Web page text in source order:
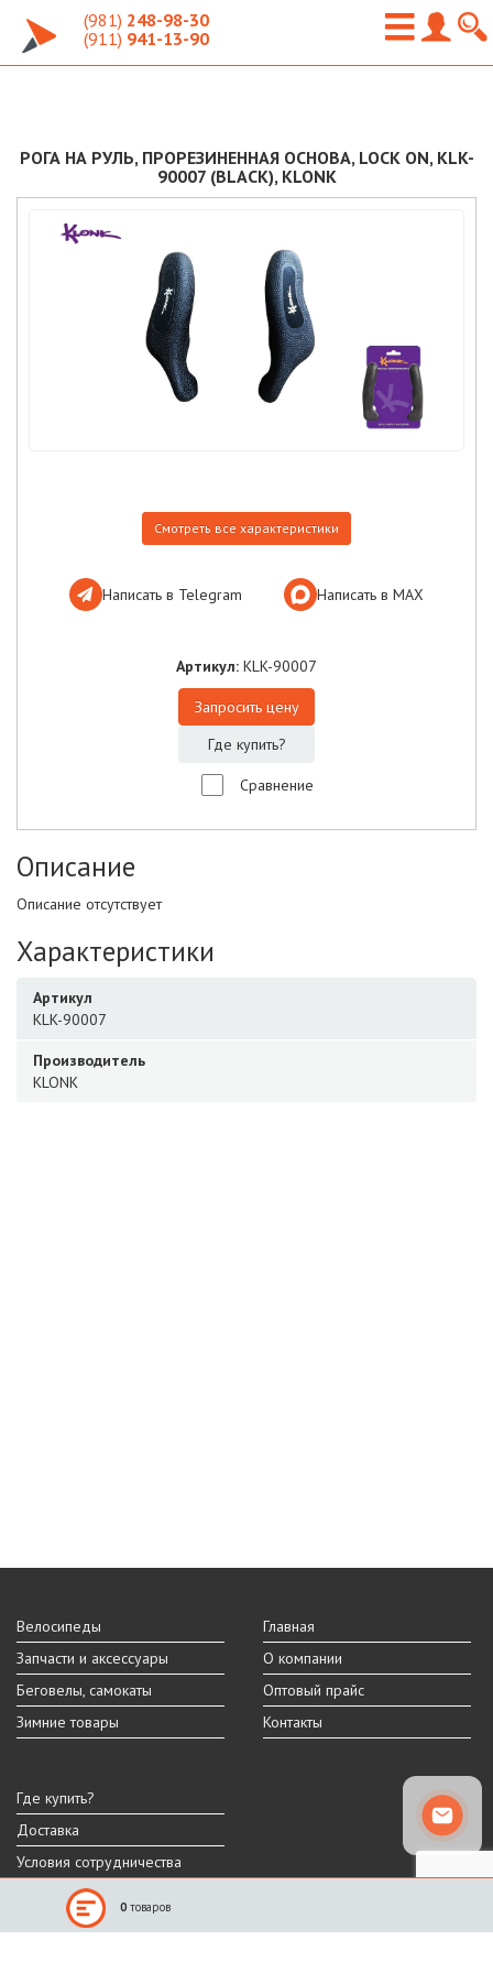
(981) 248-98-30
(911) 941-13-90
РОГА НА РУЛЬ, ПРОРЕЗИНЕННАЯ ОСНОВА, LOCK ON, KLK-
90007 (BLACK), KLONK
Смотреть все характеристики
Написать в Telegram Написать в МАХ
Артикул: KLK-90007
Запросить цену
Где купить?
Сравнение
Описание
Описание отсутствует
Характеристики
Артикул
KLK-90007
Производитель
KLONK
Велосипеды
Запчасти и аксессуары
Беговелы, самокаты
Зимние товары
Главная
О компании
Оптовый прайс
Контакты
Где купить?
Доставка
Условия сотрудничества
Реальный внешний вид и технические характеристики товара могут
отличаться от представленных на сайте.
0 товаров